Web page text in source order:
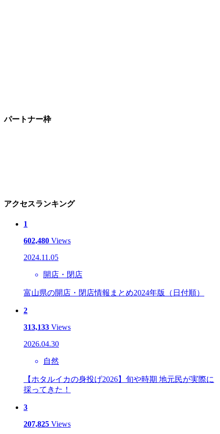
パートナー枠
アクセスランキング
1
602,480 Views
2024.11.05
開店・閉店
富山県の開店・閉店情報まとめ2024年版（日付順）
2
313,133 Views
2026.04.30
自然
【ホタルイカの身投げ2026】旬や時期 地元民が実際に
採ってきた！
3
207,825 Views